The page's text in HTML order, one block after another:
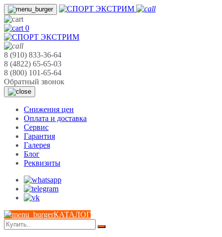
0
8 (910) 833-36-64
8 (4822) 65-65-03
8 (800) 101-65-64
Обратный звонок
Cнижения цен
Оплата и доставка
Сервис
Гарантия
Галерея
Блог
Реквизиты
КАТАЛОГ